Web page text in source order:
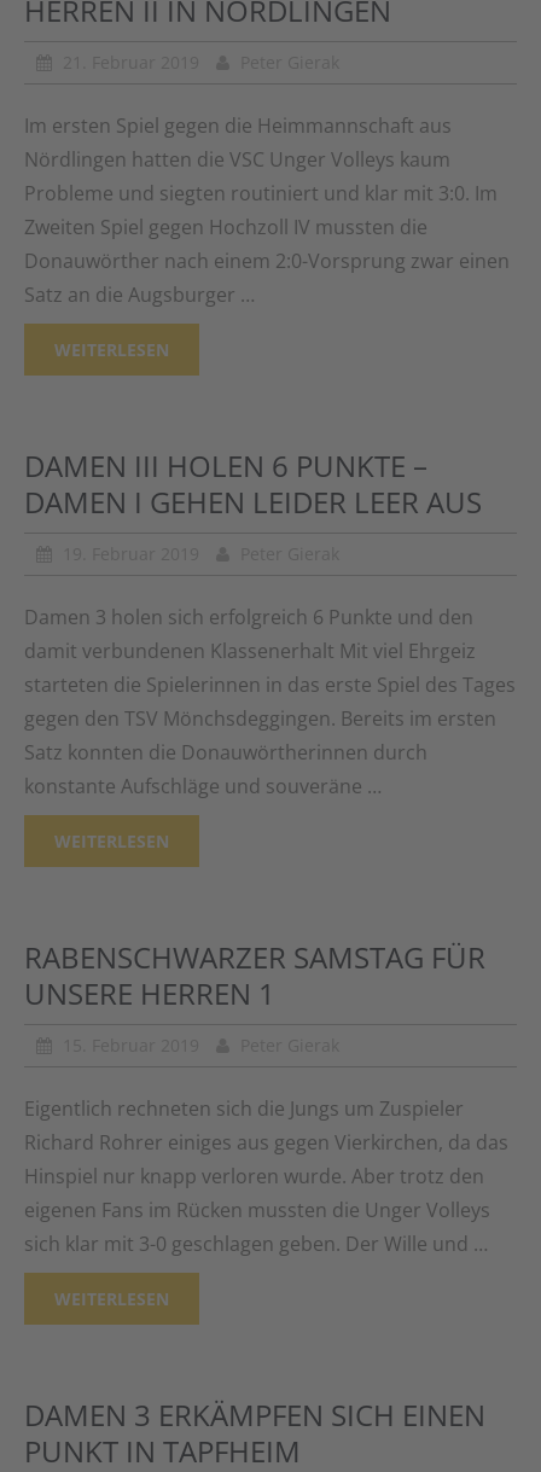
HERREN II IN NÖRDLINGEN
Im ersten Spiel gegen die Heimmannschaft aus
Nördlingen hatten die VSC Unger Volleys kaum
Probleme und siegten routiniert und klar mit 3:0. Im
Zweiten Spiel gegen Hochzoll IV mussten die
Donauwörther nach einem 2:0-Vorsprung zwar einen
Satz an die Augsburger …
WEITERLESEN
DAMEN III HOLEN 6 PUNKTE –
DAMEN I GEHEN LEIDER LEER AUS
Damen 3 holen sich erfolgreich 6 Punkte und den
damit verbundenen Klassenerhalt Mit viel Ehrgeiz
starteten die Spielerinnen in das erste Spiel des Tages
gegen den TSV Mönchsdeggingen. Bereits im ersten
Satz konnten die Donauwörtherinnen durch
konstante Aufschläge und souveräne …
WEITERLESEN
RABENSCHWARZER SAMSTAG FÜR
UNSERE HERREN 1
Eigentlich rechneten sich die Jungs um Zuspieler
Richard Rohrer einiges aus gegen Vierkirchen, da das
Hinspiel nur knapp verloren wurde. Aber trotz den
eigenen Fans im Rücken mussten die Unger Volleys
sich klar mit 3-0 geschlagen geben. Der Wille und …
WEITERLESEN
DAMEN 3 ERKÄMPFEN SICH EINEN
PUNKT IN TAPFHEIM